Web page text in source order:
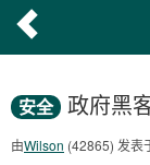
安全 政府黑
由Wilson (42865) 发表